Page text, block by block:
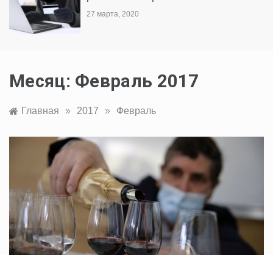
27 марта, 2020
Месяц: Февраль 2017
Главная » 2017 » Февраль